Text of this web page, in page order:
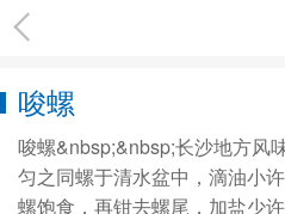
唆螺
唆螺&nbsp;&nbsp;长沙地方风
匀之同螺于清水盆中，滴油小
螺饱食，再钳去螺尾，加盐少